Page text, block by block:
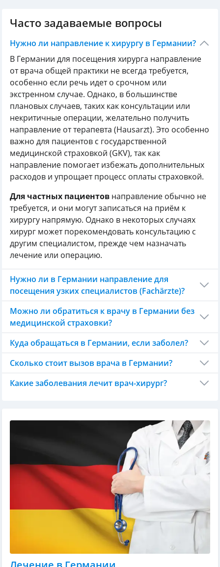
Часто задаваемые вопросы
Нужно ли направление к хирургу в Германии?
В Германии для посещения хирурга направление
от врача общей практики не всегда требуется,
особенно если речь идет о срочном или
экстренном случае. Однако, в большинстве
плановых случаев, таких как консультации или
некритичные операции, желательно получить
направление от терапевта (Hausarzt). Это особенно
важно для пациентов с государственной
медицинской страховкой (GKV), так как
направление помогает избежать дополнительных
расходов и упрощает процесс оплаты страховкой.
Для частных пациентов направление обычно не
требуется, и они могут записаться на приём к
хирургу напрямую. Однако в некоторых случаях
хирург может порекомендовать консультацию с
другим специалистом, прежде чем назначать
лечение или операцию.
Нужно ли в Германии направление для
посещения узких специалистов (Fachärzte)?
Можно ли обратиться к врачу в Германии без
медицинской страховки?
Куда обращаться в Германии, если заболел?
Сколько стоит вызов врача в Германии?
Какие заболевания лечит врач-хирург?